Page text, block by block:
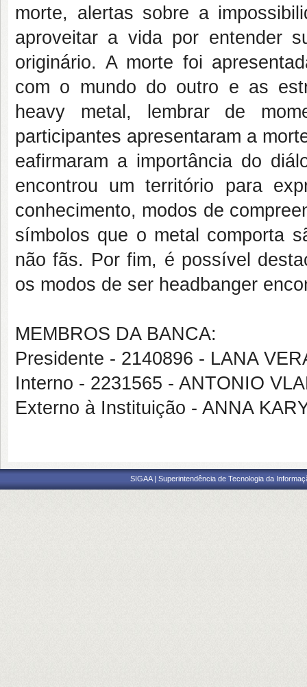
morte, alertas sobre a
aproveitar a vida por entender
originário. A morte foi
com o mundo do outro e as
heavy metal, lembrar de
participantes apresentaram a
eafirmaram a importância do
encontrou um território para
conhecimento, modos de
símbolos que o metal comporta
não fãs. Por fim, é possível
os modos de ser headbanger
MEMBROS DA BANCA:
Presidente - 2140896 - LANA
Interno - 2231565 - ANTONIO
Externo à Instituição - ANNA
SIGAA | Superintendência de Tecnologia da